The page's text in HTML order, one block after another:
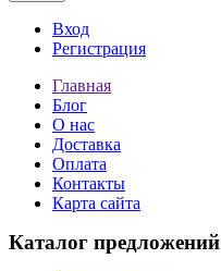
Вход
Регистрация
Главная
Блог
О нас
Доставка
Оплата
Контакты
Карта сайта
Каталог предложений